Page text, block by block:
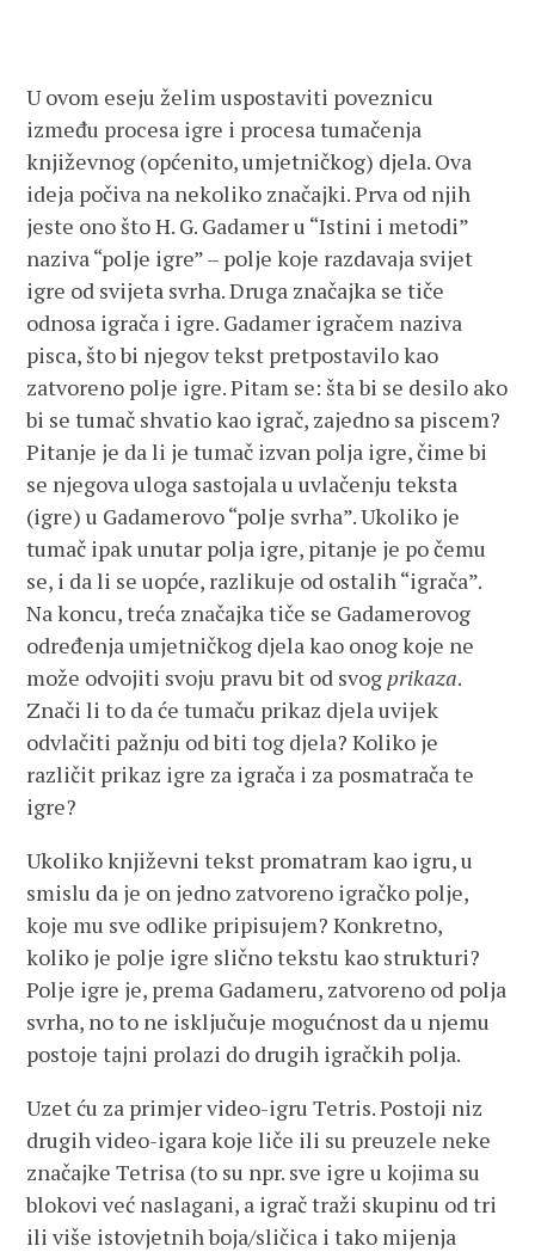
U ovom eseju želim uspostaviti poveznicu
između procesa igre i procesa tumačenja
književnog (općenito, umjetničkog) djela. Ova
ideja počiva na nekoliko značajki. Prva od njih
jeste ono što H. G. Gadamer u “Istini i metodi”
naziva “polje igre” – polje koje razdavaja svijet
igre od svijeta svrha. Druga značajka se tiče
odnosa igrača i igre. Gadamer igračem naziva
pisca, što bi njegov tekst pretpostavilo kao
zatvoreno polje igre. Pitam se: šta bi se desilo ako
bi se tumač shvatio kao igrač, zajedno sa piscem?
Pitanje je da li je tumač izvan polja igre, čime bi
se njegova uloga sastojala u uvlačenju teksta
(igre) u Gadamerovo “polje svrha”. Ukoliko je
tumač ipak unutar polja igre, pitanje je po čemu
se, i da li se uopće, razlikuje od ostalih “igrača”.
Na koncu, treća značajka tiče se Gadamerovog
određenja umjetničkog djela kao onog koje ne
može odvojiti svoju pravu bit od svog prikaza.
Znači li to da će tumaču prikaz djela uvijek
odvlačiti pažnju od biti tog djela? Koliko je
različit prikaz igre za igrača i za posmatrača te
igre?
Ukoliko književni tekst promatram kao igru, u
smislu da je on jedno zatvoreno igračko polje,
koje mu sve odlike pripisujem? Konkretno,
koliko je polje igre slično tekstu kao strukturi?
Polje igre je, prema Gadameru, zatvoreno od polja
svrha, no to ne isključuje mogućnost da u njemu
postoje tajni prolazi do drugih igračkih polja.
Uzet ću za primjer video-igru Tetris. Postoji niz
drugih video-igara koje liče ili su preuzele neke
značajke Tetrisa (to su npr. sve igre u kojima su
blokovi već naslagani, a igrač traži skupinu od tri
ili više istovjetnih boja/sličica i tako mijenja